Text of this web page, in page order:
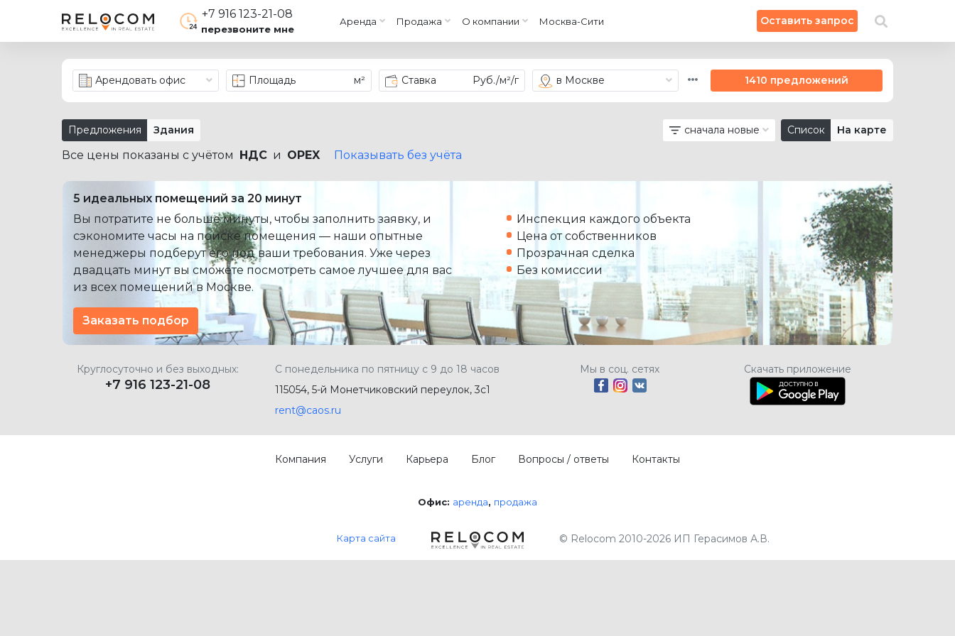
+7 916 123-21-08
перезвоните мне
Аренда Продажа О компании Москва-Сити Оставить запрос
× Искать на карте
Арендовать офис Площадь м² Ставка Руб./м²/г в Москве 1410 предложений
Предложения Здания сначала новые Список На карте
Все цены показаны с учётом НДС и OPEX Показывать без учёта
5 идеальных помещений за 20 минут
Вы потратите не больше минуты, чтобы заполнить заявку, и
сэкономите часы на поиске помещения — наши опытные
менеджеры подберут его под ваши требования. Уже через
двадцать минут вы сможете посмотреть самое лучшее для вас
из всех помещений в Москве.
Инспекция каждого объекта
Цена от собственников
Прозрачная сделка
Без комиссии
Заказать подбор
Круглосуточно и без выходных:
+7 916 123-21-08
С понедельника по пятницу с 9 до 18 часов
115054, 5-й Монетчиковский переулок, 3с1
rent@caos.ru
Мы в соц. сетях Скачать приложение
Компания Услуги Карьера Блог Вопросы / ответы Контакты
Офис: аренда продажа
Карта сайта © Relocom 2010-2026 ИП Герасимов А.В.